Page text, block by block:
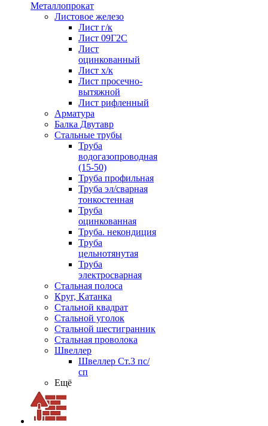
Металлопрокат
Листовое железо
Лист г/к
Лист 09Г2С
Лист
оцинкованный
Лист х/к
Лист просечно-
вытяжной
Лист рифленный
Арматура
Балка Двутавр
Стальные трубы
Труба
водогазопроводная
(15-50)
Труба профильная
Труба эл/сварная
тонкостенная
Труба
оцинкованная
Труба. некондиция
Труба
цельнотянутая
Труба
электросварная
Стальная полоса
Круг, Катанка
Стальной квадрат
Стальной уголок
Стальной шестигранник
Стальная проволока
Швеллер
Швеллер Ст.3 пс/
сп
Ещё